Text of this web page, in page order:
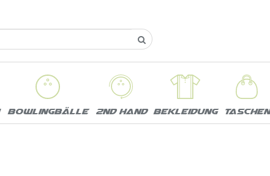
Bowlingbälle 2nd Hand Bekleidung Taschen